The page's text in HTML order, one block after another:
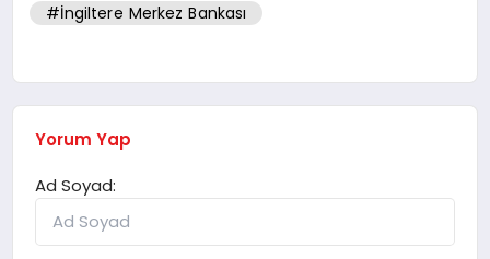
#İngiltere Merkez Bankası
Yorum Yap
Ad Soyad: